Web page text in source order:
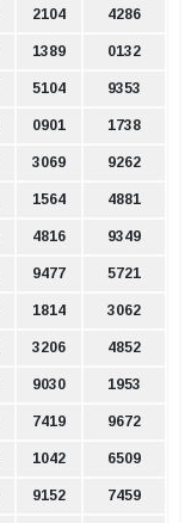
2104 4286
1389 0132
5104 9353
0901 1738
3069 9262
1564 4881
4816 9349
9477 5721
1814 3062
3206 4852
9030 1953
7419 9672
1042 6509
9152 7459